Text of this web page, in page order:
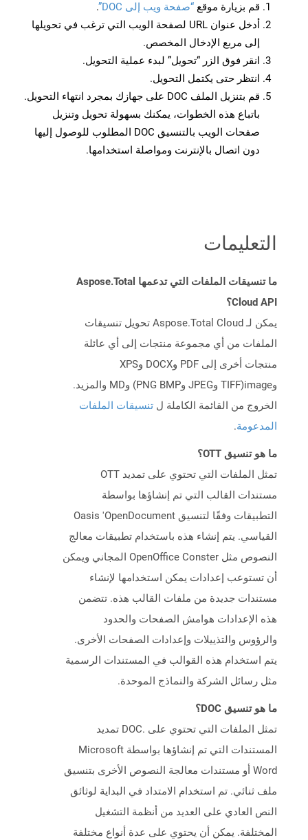
قم بزيارة موقع “صفحة ويب إلى DOC”
.
أدخل عنوان URL لصفحة الويب التي ترغب في تحويلها
إلى مربع الإدخال المخصص.
انقر فوق الزر “تحويل” لبدء عملية التحويل.
انتظر حتى يكتمل التحويل.
قم بتنزيل الملف DOC على جهازك بمجرد انتهاء التحويل.
باتباع هذه الخطوات، يمكنك بسهولة تحويل وتنزيل
صفحات الويب بالتنسيق DOC المطلوب للوصول إليها
دون اتصال بالإنترنت ومواصلة استخدامها.
التعليمات
ما تنسيقات الملفات التي تدعمها Aspose.Total
Cloud API؟
يمكن لـ Aspose.Total Cloud تحويل تنسيقات
الملفات من أي مجموعة منتجات إلى أي عائلة
منتجات أخرى إلى PDF وDOCX وXPS
وimage(TIFF وJPEG وPNG BMP) وMD والمزيد.
الخروج من القائمة الكاملة ل تنسيقات الملفات
المدعومة.
ما هو تنسيق OTT؟
تمثل الملفات التي تحتوي على تمديد OTT
مستندات القالب التي تم إنشاؤها بواسطة
التطبيقات وفقًا لتنسيق Oasis 'OpenDocument
القياسي. يتم إنشاء هذه باستخدام تطبيقات معالج
النصوص مثل OpenOffice Conster المجاني ويمكن
أن تستوعب إعدادات يمكن استخدامها لإنشاء
مستندات جديدة من ملفات القالب هذه. تتضمن
هذه الإعدادات هوامش الصفحات والحدود
والرؤوس والتذييلات وإعدادات الصفحات الأخرى.
يتم استخدام هذه القوالب في المستندات الرسمية
مثل رسائل الشركة والنماذج الموحدة.
ما هو تنسيق DOC؟
تمثل الملفات التي تحتوي على .DOC تمديد
المستندات التي تم إنشاؤها بواسطة Microsoft
Word أو مستندات معالجة النصوص الأخرى بتنسيق
ملف ثنائي. تم استخدام الامتداد في البداية لوثائق
النص العادي على العديد من أنظمة التشغيل
المختلفة. يمكن أن يحتوي على عدة أنواع مختلفة